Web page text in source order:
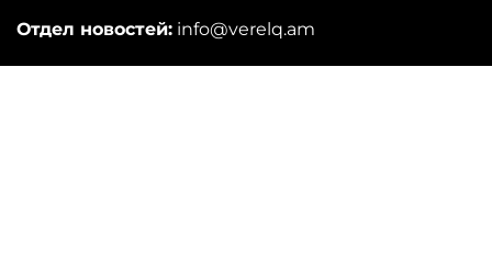
Отдел новостей: info@verelq.am